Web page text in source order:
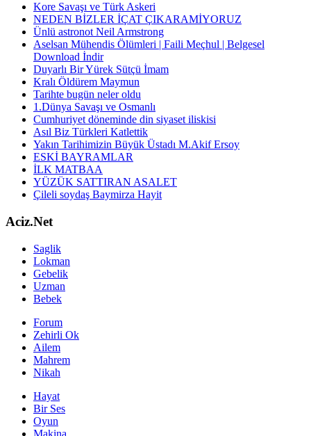
Kore Savaşı ve Türk Askeri
NEDEN BİZLER İÇAT ÇIKARAMİYORUZ
Ünlü astronot Neil Armstrong
Aselsan Mühendis Ölümleri | Faili Meçhul | Belgesel
Download İndir
Duyarlı Bir Yürek Sütçü İmam
Kralı Öldürem Maymun
Tarihte bugün neler oldu
1.Dünya Savaşı ve Osmanlı
Cumhuriyet döneminde din siyaset iliskisi
Asıl Biz Türkleri Katlettik
Yakın Tarihimizin Büyük Üstadı M.Akif Ersoy
ESKİ BAYRAMLAR
İLK MATBAA
YÜZÜK SATTIRAN ASALET
Çileli soydaş Baymirza Hayit
Aciz.Net
Saglik
Lokman
Gebelik
Uzman
Bebek
Forum
Zehirli Ok
Ailem
Mahrem
Nikah
Hayat
Bir Ses
Oyun
Makina